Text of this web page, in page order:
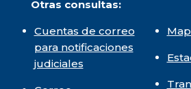
Otras consultas:
Cuentas de correo
para notificaciones
judiciales